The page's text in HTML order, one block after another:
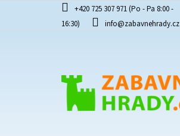
obsah
+420 725 307 971 (Po - Pa 8:00 -
16:30)
info@zabavnehrady.cz